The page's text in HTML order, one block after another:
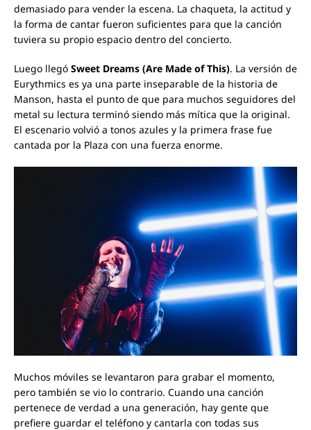
demasiado para vender la escena. La chaqueta, la actitud y
la forma de cantar fueron suficientes para que la canción
tuviera su propio espacio dentro del concierto.
Luego llegó Sweet Dreams (Are Made of This). La versión de
Eurythmics es ya una parte inseparable de la historia de
Manson, hasta el punto de que para muchos seguidores del
metal su lectura terminó siendo más mítica que la original.
El escenario volvió a tonos azules y la primera frase fue
cantada por la Plaza con una fuerza enorme.
Muchos móviles se levantaron para grabar el momento,
pero también se vio lo contrario. Cuando una canción
pertenece de verdad a una generación, hay gente que
prefiere guardar el teléfono y cantarla con todas sus